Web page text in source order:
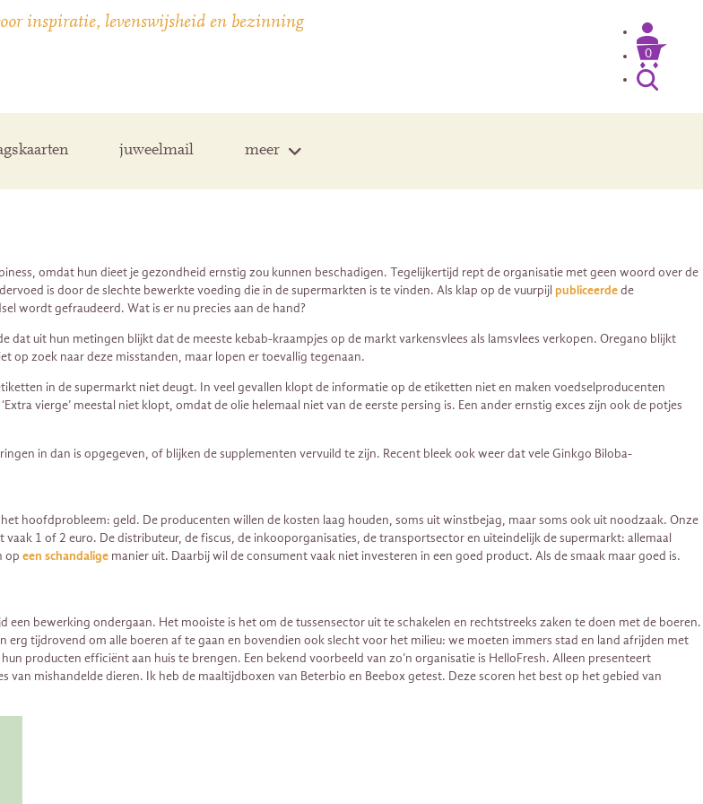
inspiratie, levenswijsheid en bezinning
0
juweelmail meer
omdat hun dieet je gezondheid ernstig zou kunnen beschadigen. Tegelijkertijd rept de organisatie met geen woord over de
is door de slechte bewerkte voeding die in de supermarkten is te vinden. Als klap op de vuurpijl publiceerdede
wordt gefraudeerd. Wat is er nu precies aan de hand?
dat uit hun metingen blijkt dat de meeste kebab-kraampjes op de markt varkensvlees als lamsvlees verkopen. Oregano blijkt
op zoek naar deze misstanden, maar lopen er toevallig tegenaan.
in de supermarkt niet deugt. In veel gevallen klopt de informatie op de etiketten niet en maken voedselproducenten
vierge’ meestal niet klopt, omdat de olie helemaal niet van de eerste persing is. Een ander ernstig exces zijn ook de potjes
in dan is opgegeven, of blijken de supplementen vervuild te zijn. Recent bleek ook weer dat vele Ginkgo Biloba-
hoofdprobleem: geld. De producenten willen de kosten laag houden, soms uit winstbejag, maar soms ook uit noodzaak. Onze
1 of 2 euro. De distributeur, de fiscus, de inkooporganisaties, de transportsector en uiteindelijk de supermarkt: allemaal
op een schandalige manier uit. Daarbij wil de consument vaak niet investeren in een goed product. Als de smaak maar goed is.
bewerking ondergaan. Het mooiste is het om de tussensector uit te schakelen en rechtstreeks zaken te doen met de boeren.
erg tijdrovend om alle boeren af te gaan en bovendien ook slecht voor het milieu: we moeten immers stad en land afrijden met
producten efficiënt aan huis te brengen. Een bekend voorbeeld van zo’n organisatie is HelloFresh. Alleen presenteert
van mishandelde dieren. Ik heb de maaltijdboxen van Beterbio en Beebox getest. Deze scoren het best op het gebied van